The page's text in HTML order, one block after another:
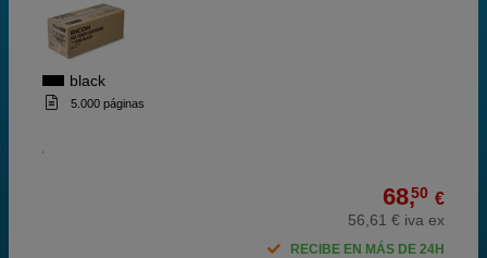
black
5.000 páginas
68,50 €
56,61 € iva ex
RECIBE EN MÁS DE 24H